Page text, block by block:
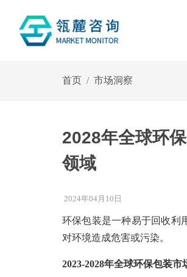
首页 市场洞察
2028年全球环
领域
2024年04月10日
环保包装是一种易于回收利
对环境造成危害或污染。
2023-2028年全球环保包装